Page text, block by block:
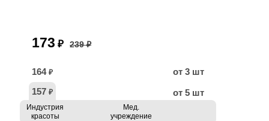
173 ₽ 239 ₽
164 ₽
от 3 шт
157 ₽ от 5 шт
Индустрия
красоты
Мед.
учреждение